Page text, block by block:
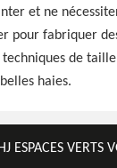
et ne
pour fabriquer
de
haies.
ESPACES